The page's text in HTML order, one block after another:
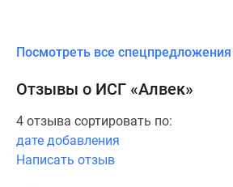
Посмотреть все спецпредложения
Отзывы о ИСГ «Алвек»
4 отзыва сортировать по:
дате добавления
Написать отзыв